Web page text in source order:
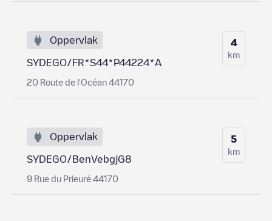
Oppervlak
SYDEGO/FR*S44*P44224*A
20 Route de l'Océan 44170
4
km
Oppervlak
SYDEGO/BenVebgjG8
9 Rue du Prieuré 44170
5
km